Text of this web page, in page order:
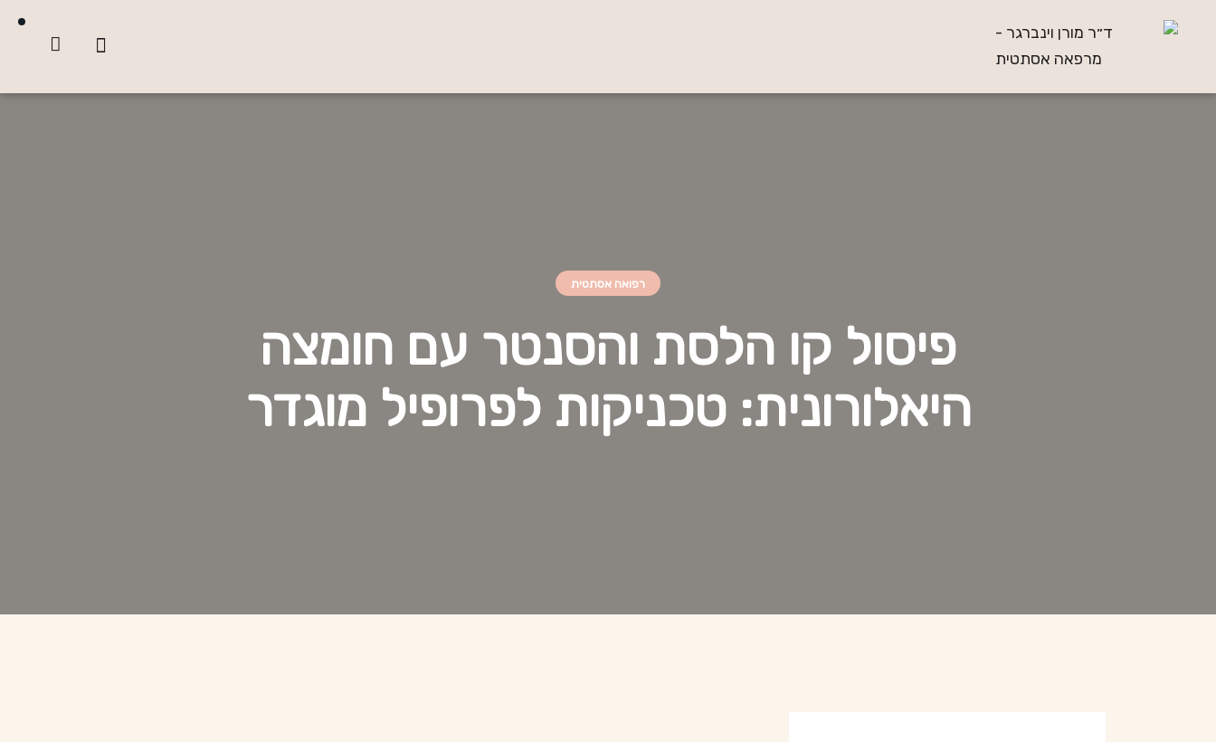
רפואה אסתטית
פיסול קו הלסת והסנטר עם חומצה
היאלורונית: טכניקות לפרופיל מוגדר